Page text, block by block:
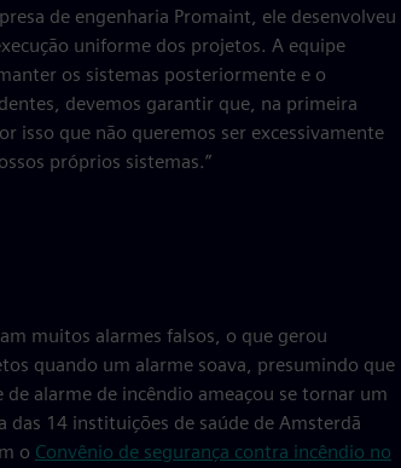
de engenharia Promaint, ele desenvolveu
uniforme dos projetos. A equipe
os sistemas posteriormente e o
devemos garantir que, na primeira
isso que não queremos ser excessivamente
próprios sistemas.”
muitos alarmes falsos, o que gerou
quando um alarme soava, presumindo que
alarme de incêndio ameaçou se tornar um
das 14 instituições de saúde de Amsterdã
o Convênio de segurança contra incêndio no